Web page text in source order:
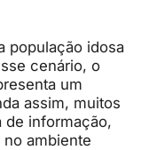
população idosa
cenário, o
um
assim, muitos
de informação,
ambiente